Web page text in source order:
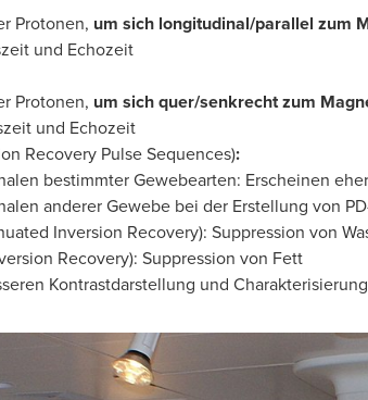
Protonen, um sich longitudinal/parallel zum
und Echozeit
Protonen, um sich quer/senkrecht zum
und Echozeit
Recovery Pulse Sequences):
bestimmter Gewebearten: Erscheinen
anderer Gewebe bei der Erstellung von
Inversion Recovery): Suppression von
Recovery): Suppression von Fett
Kontrastdarstellung und